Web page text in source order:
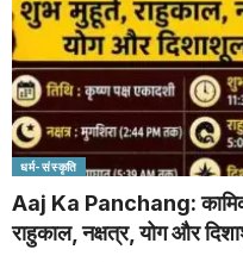
धर्म-संस्कृति
Aaj Ka Panchang:
राहुकाल, नक्षत्र, योग और